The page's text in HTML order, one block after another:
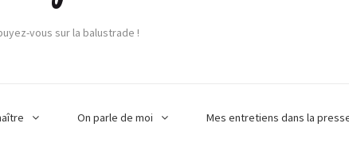
vous sur la balustrade !
On parle de moi Mes entretiens dans la